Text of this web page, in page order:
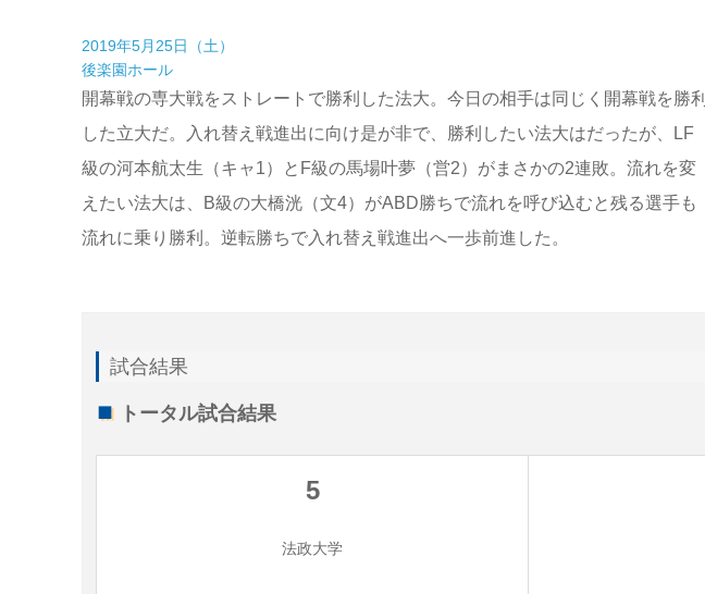
2019年5月25日（土）
後楽園ホール
開幕戦の専大戦をストレートで勝利した法大。今日の相手は同じく開幕戦を勝利
した立大だ。入れ替え戦進出に向け是が非で、勝利したい法大はだったが、LF
級の河本航太生（キャ1）とF級の馬場叶夢（営2）がまさかの2連敗。流れを変
えたい法大は、B級の大橋洸（文4）がABD勝ちで流れを呼び込むと残る選手も
流れに乗り勝利。逆転勝ちで入れ替え戦進出へ一歩前進した。
試合結果
トータル試合結果
5
法政大学